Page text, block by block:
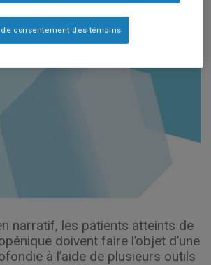
narratif, les patients atteints de
doivent faire l’objet d’une
à l’aide de plusieurs outils
consentement des témoins